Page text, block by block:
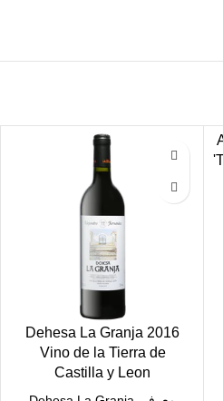
2016 Dehesa La Granja
Vino de la Tierra de
Castilla y Leon